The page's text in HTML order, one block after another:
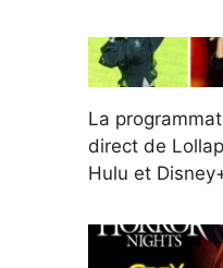
La
direct de
Hulu et